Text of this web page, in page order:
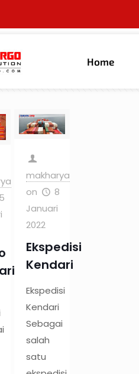
Home
makharya
on
8
Januari
2022
Ekspedisi
Kendari
Ekspedisi
Kendari
Sebagai
salah
satu